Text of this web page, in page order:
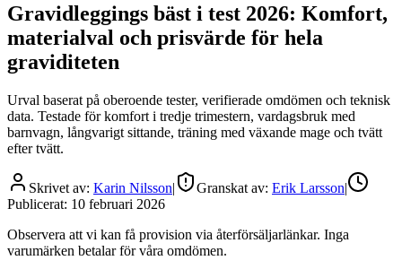
Gravidleggings bäst i test 2026: Komfort,
materialval och prisvärde för hela
graviditeten
Urval baserat på oberoende tester, verifierade omdömen och teknisk
data. Testade för komfort i tredje trimestern, vardagsbruk med
barnvagn, långvarigt sittande, träning med växande mage och tvätt
efter tvätt.
Skrivet av: Karin Nilsson| Granskat av: Erik Larsson|
Publicerat: 10 februari 2026
Observera att vi kan få provision via återförsäljarlänkar. Inga
varumärken betalar för våra omdömen.